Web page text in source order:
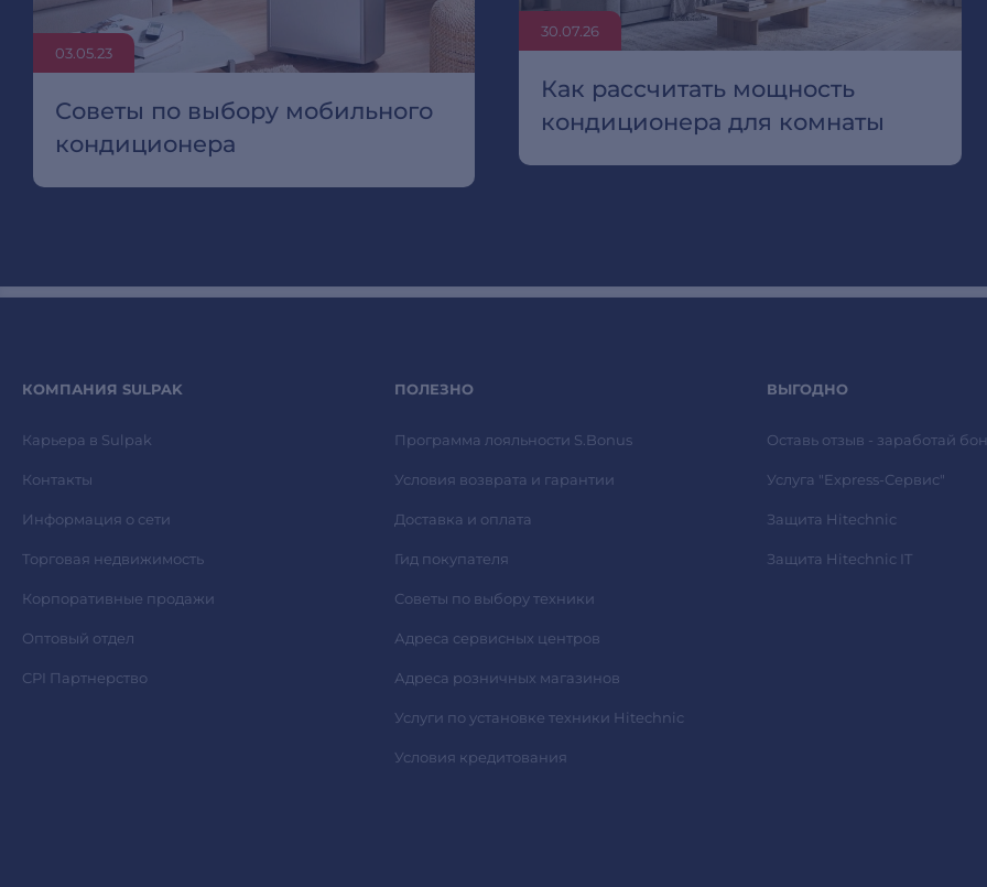
03.05.23
Советы по выбору мобильного
кондиционера
30.07.26
Как рассчитать мощность
кондиционера для комнаты
КОМПАНИЯ SULPAK
Карьера в Sulpak
Контакты
Информация о сети
Торговая недвижимость
Корпоративные продажи
Оптовый отдел
CPI Партнерство
ПОЛЕЗНО
Программа лояльности S.Bonus
Условия возврата и гарантии
Доставка и оплата
Гид покупателя
Советы по выбору техники
Адреса сервисных центров
Адреса розничных магазинов
Услуги по установке техники Hitechnic
Условия кредитования
ВЫГОДНО
Оставь отзыв - заработай
Услуга "Express-Сервис"
Защита Hitechnic
Защита Hitechnic IT